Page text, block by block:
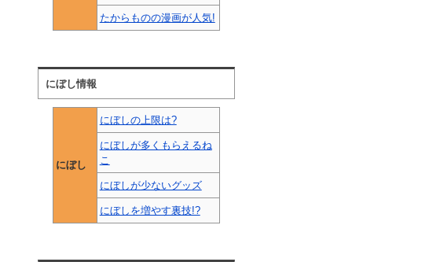
たからものの漫画が人気!
にぼし情報
にぼし
にぼしの上限は?
にぼしが多くもらえるね
こ
にぼしが少ないグッズ
にぼしを増やす裏技!?